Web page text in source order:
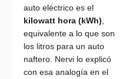
auto eléctrico es el
kilowatt hora (kWh)
equivalente a lo que son
los litros para un auto
naftero. Nervi lo explicó
con esa analogía en el